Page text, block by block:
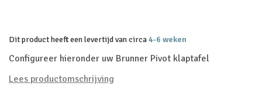
Dit product heeft een levertijd van circa4-6 weken
Configureer hieronder uw Brunner Pivot klaptafel
Lees productomschrijving